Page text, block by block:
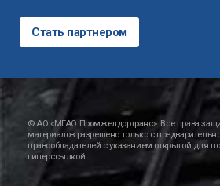
Стать партнером
© АО «МГАО Промжелдортранс». Все права
материалов разрешено только с
правообладателей с указанием открытой для
гиперссылкой.